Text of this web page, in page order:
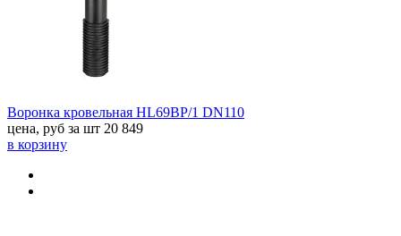
Воронка кровельная HL69BP/1 DN110
цена, руб за шт 20 849
в корзину